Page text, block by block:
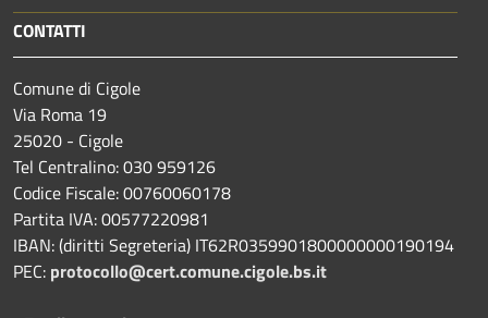
CONTATTI
Comune di Cigole
Via Roma 19
25020 - Cigole
Tel Centralino: 030 959126
Codice Fiscale: 00760060178
Partita IVA: 00577220981
IBAN: (diritti Segreteria) IT62R0359901800000000190194
PEC: protocollo@cert.comune.cigole.bs.it